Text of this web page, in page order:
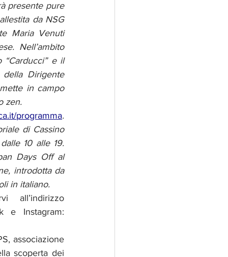
presente pure
da NSG
Maria Venuti
Nell’ambito
“Carducci” e il
Dirigente
in campo
zen.
programma.
di Cassino
10 alle 19.
Days Off al
introdotta da
in italiano.
all’indirizzo
e Instagram:
associazione
scoperta dei